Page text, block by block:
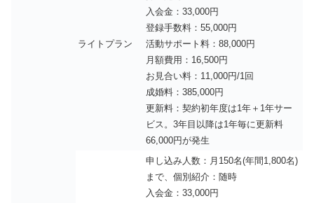
ライトプラン
入会金：33,000円
登録手数料：55,000円
活動サポート料：88,000円
月額費用：16,500円
お見合い料：11,000円/1回
成婚料：385,000円
更新料：契約初年度は1年＋1年サー
ビス。3年目以降は1年毎に更新料
66,000円が発生
申し込み人数：月150名(年間1,800名)
まで、個別紹介：随時
入会金：33,000円